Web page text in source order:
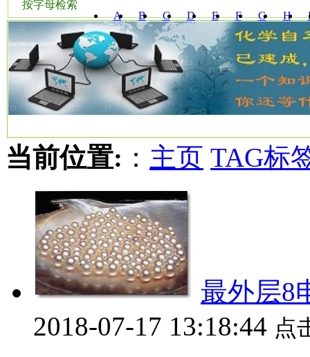
按字母检索
A
B C D E F G H
W Y
当前位置: ： 主页 TAG标
最外层8
2018-07-17 13:18:44 点